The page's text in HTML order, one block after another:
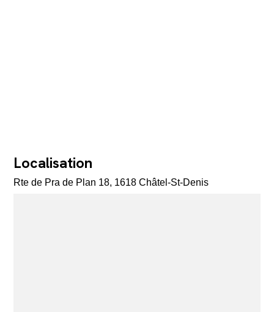
Localisation
Rte de Pra de Plan 18, 1618 Châtel-St-Denis